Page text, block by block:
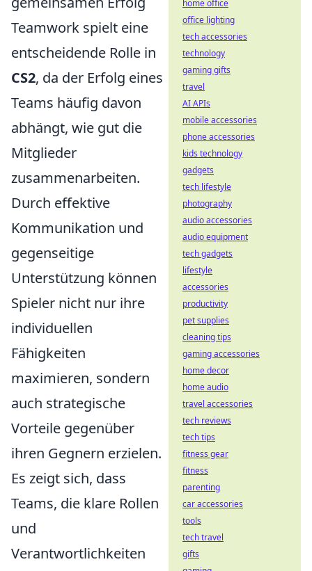
Teamwork spielt eine
entscheidende Rolle in
CS2, da der Erfolg eines
Teams häufig davon
abhängt, wie gut die
Mitglieder
zusammenarbeiten.
Durch effektive
Kommunikation und
gegenseitige
Unterstützung können
Spieler nicht nur ihre
individuellen
Fähigkeiten
maximieren, sondern
auch strategische
Vorteile gegenüber
ihren Gegnern erzielen.
Es zeigt sich, dass
Teams, die klare Rollen
und
Verantwortlichkeiten
home office
office lighting
tech accessories
technology
gaming gifts
travel
AI APIs
mobile accessories
phone accessories
kids technology
gadgets
tech lifestyle
photography
audio accessories
audio equipment
tech gadgets
lifestyle
accessories
productivity
pet supplies
cleaning tips
gaming accessories
home decor
home audio
travel accessories
tech reviews
tech tips
fitness gear
fitness
parenting
car accessories
tools
tech travel
gifts